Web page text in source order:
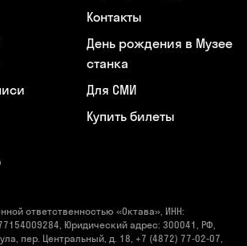
Контакты
День рождения в Музее
станка
Для СМИ
Купить билеты
ответственностью «Октава», ИНН:
Юридический адрес: 300041, РФ,
пер. Центральный, д. 18, +7 (4872) 77-02-07,